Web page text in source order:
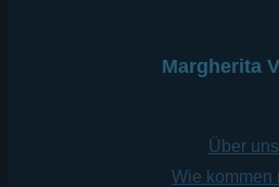
Margherita
Über uns
Wie kommen